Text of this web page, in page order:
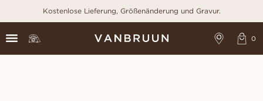
Kostenlose Lieferung, Größenänderung und Gravur.